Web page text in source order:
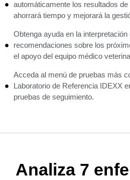
automáticamente los resultados
ahorrará tiempo y mejorará la
Obtenga ayuda en la
recomendaciones sobre los
el apoyo del equipo médico
Acceda al menú de pruebas más
Laboratorio de Referencia IDEXX
pruebas de seguimiento.
Analiza 7